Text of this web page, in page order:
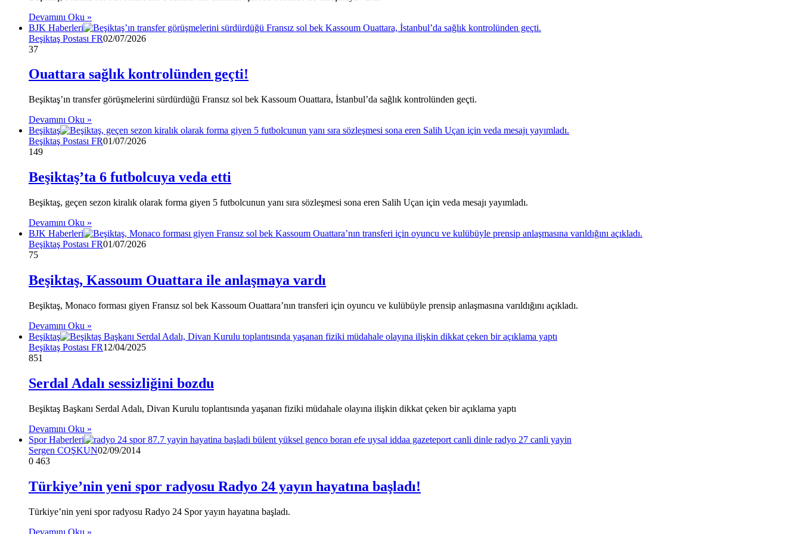
Devamını Oku »
BJK Haberleri
Beşiktaş Postası FR02/07/2026
37
Ouattara sağlık kontrolünden geçti!
Beşiktaş’ın transfer görüşmelerini sürdürdüğü Fransız sol bek Kassoum Ouattara, İstanbul’da sağlık kontrolünden geçti.
Devamını Oku »
Beşiktaş
Beşiktaş Postası FR01/07/2026
149
Beşiktaş’ta 6 futbolcuya veda etti
Beşiktaş, geçen sezon kiralık olarak forma giyen 5 futbolcunun yanı sıra sözleşmesi sona eren Salih Uçan için veda mesajı yayımladı.
Devamını Oku »
BJK Haberleri
Beşiktaş Postası FR01/07/2026
75
Beşiktaş, Kassoum Ouattara ile anlaşmaya vardı
Beşiktaş, Monaco forması giyen Fransız sol bek Kassoum Ouattara’nın transferi için oyuncu ve kulübüyle prensip anlaşmasına varıldığını açıkladı.
Devamını Oku »
Beşiktaş
Beşiktaş Postası FR12/04/2025
851
Serdal Adalı sessizliğini bozdu
Beşiktaş Başkanı Serdal Adalı, Divan Kurulu toplantısında yaşanan fiziki müdahale olayına ilişkin dikkat çeken bir açıklama yaptı
Devamını Oku »
Spor Haberleri
Sergen COŞKUN02/09/2014
0 463
Türkiye’nin yeni spor radyosu Radyo 24 yayın hayatına başladı!
Türkiye’nin yeni spor radyosu Radyo 24 Spor yayın hayatına başladı.
Devamını Oku »